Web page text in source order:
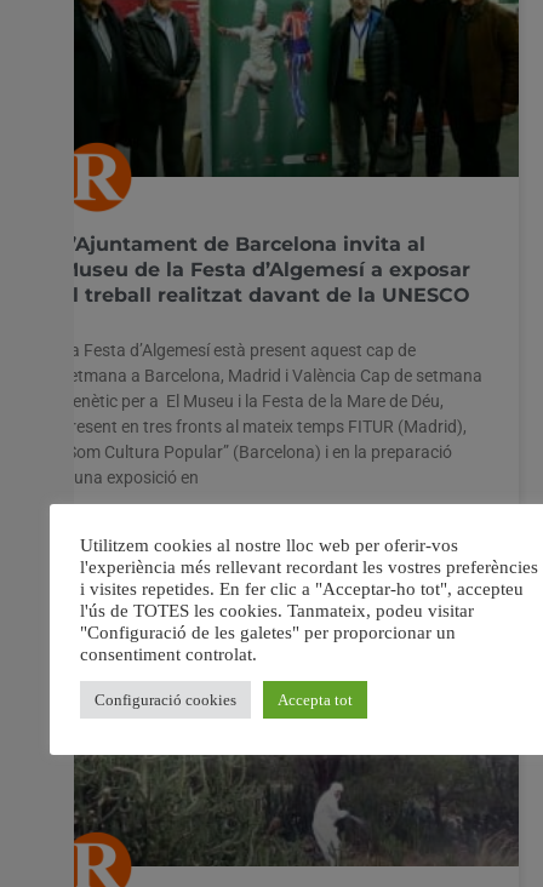
L’Ajuntament de Barcelona invita al
Museu de la Festa d’Algemesí a exposar
el treball realitzat davant de la UNESCO
La Festa d’Algemesí està present aquest cap de
setmana a Barcelona, Madrid i València Cap de setmana
frenètic per a El Museu i la Festa de la Mare de Déu,
present en tres fronts al mateix temps FITUR (Madrid),
“Som Cultura Popular” (Barcelona) i en la preparació
d’una exposició en
22 gener, 2016 No hi ha comentaris
Configuració cookies Accepta tot